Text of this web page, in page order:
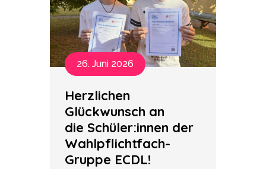
26. Juni 2026
Herzlichen
Glückwunsch an
die Schüler:innen der
Wahlpflichtfach-
Gruppe ECDL!